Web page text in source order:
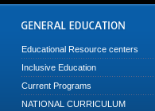
Educational Resource centers
Inclusive Education
Current Programs
NATIONAL CURRICULUM